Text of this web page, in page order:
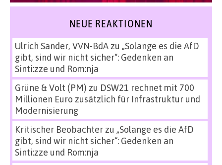
NEUE REAKTIONEN
Ulrich Sander, VVN-BdAzu „Solange es die AfD
gibt, sind wir nicht sicher“: Gedenken an
Sinti:zze und Rom:nja
Grüne & Volt (PM) zu DSW21 rechnet mit 700
Millionen Euro zusätzlich für Infrastruktur und
Modernisierung
Kritischer Beobachterzu „Solange es die AfD
gibt, sind wir nicht sicher“: Gedenken an
Sinti:zze und Rom:nja